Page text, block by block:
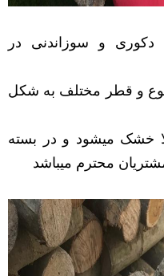
دکوری و سوزاندنی در
و قطر مختلف به شکل
خشک میشود و در بسته
محترم میباشد